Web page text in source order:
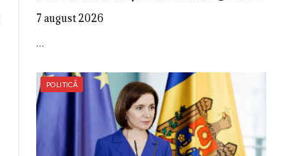
7 august 2026
…
POLITICĂ